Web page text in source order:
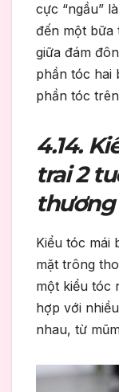
cực “ngầu”
đến một bữa
giữa đám
phần tóc hai
phần tóc
4.14.
trai 2
thương
Kiểu tóc mái
mặt trông
một kiểu tóc
hợp với
nhau, từ